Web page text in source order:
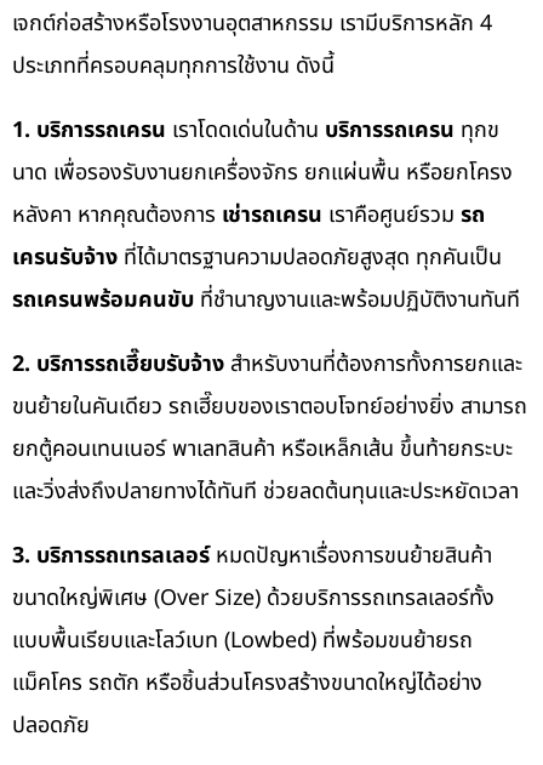
เจกต์ก่อสร้างหรือโรงงานอุตสาหกรรม เรามีบริการหลัก 4
ประเภทที่ครอบคลุมทุกการใช้งาน ดังนี้
1. บริการรถเครน เราโดดเด่นในด้าน บริการรถเครน ทุกข
นาด เพื่อรองรับงานยกเครื่องจักร ยกแผ่นพื้น หรือยกโครง
หลังคา หากคุณต้องการ เช่ารถเครน เราคือศูนย์รวม รถ
เครนรับจ้าง ที่ได้มาตรฐานความปลอดภัยสูงสุด ทุกคันเป็น
รถเครนพร้อมคนขับ ที่ชำนาญงานและพร้อมปฏิบัติงานทันที
2. บริการรถเฮี๊ยบรับจ้าง สำหรับงานที่ต้องการทั้งการยกและ
ขนย้ายในคันเดียว รถเฮี๊ยบของเราตอบโจทย์อย่างยิ่ง สามารถ
ยกตู้คอนเทนเนอร์ พาเลทสินค้า หรือเหล็กเส้น ขึ้นท้ายกระบะ
และวิ่งส่งถึงปลายทางได้ทันที ช่วยลดต้นทุนและประหยัดเวลา
3. บริการรถเทรลเลอร์หมดปัญหาเรื่องการขนย้ายสินค้า
ขนาดใหญ่พิเศษ (Over Size) ด้วยบริการรถเทรลเลอร์ทั้ง
แบบพื้นเรียบและโลว์เบท (Lowbed) ที่พร้อมขนย้ายรถ
แม็คโคร รถตัก หรือชิ้นส่วนโครงสร้างขนาดใหญ่ได้อย่าง
ปลอดภัย